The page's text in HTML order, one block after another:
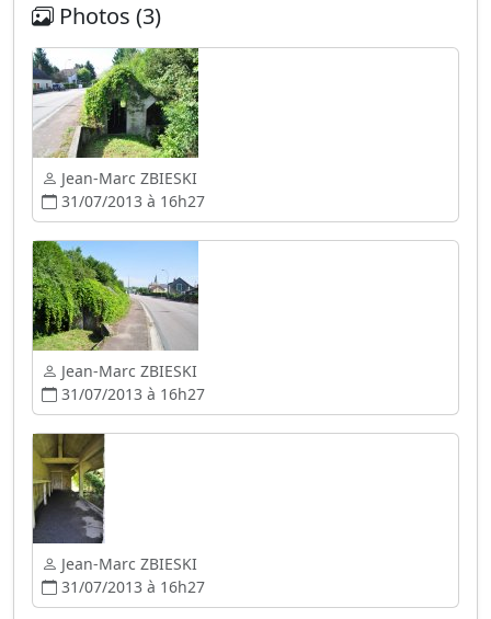
Photos (3)
Jean-Marc ZBIESKI
31/07/2013 à 16h27
Jean-Marc ZBIESKI
31/07/2013 à 16h27
Jean-Marc ZBIESKI
31/07/2013 à 16h27